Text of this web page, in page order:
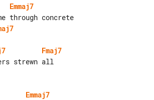
Emmaj7
Fmaj7
Emmaj7